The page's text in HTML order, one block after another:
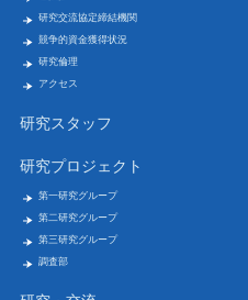
研究交流協定締結機関
競争的資金獲得状況
研究倫理
アクセス
研究スタッフ
研究プロジェクト
第一研究グループ
第二研究グループ
第三研究グループ
調査部